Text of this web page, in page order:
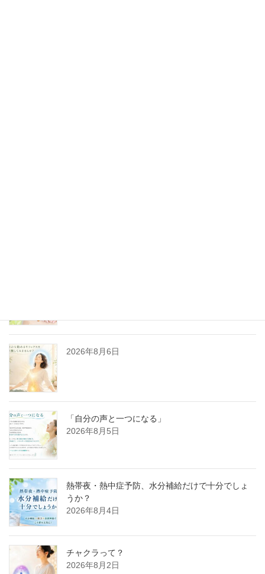
2026年8月6日
「自分の声と一つになる」
2026年8月5日
熱帯夜・熱中症予防、水分補給だけで十分でしょ
うか？
2026年8月4日
チャクラって？
2026年8月2日